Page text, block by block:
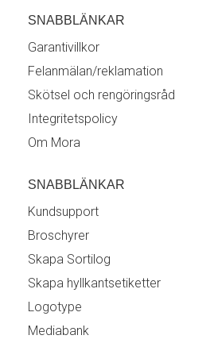
SNABBLÄNKAR
Garantivillkor
Felanmälan/reklamation
Skötsel och rengöringsråd
Integritetspolicy
Om Mora
SNABBLÄNKAR
Kundsupport
Broschyrer
Skapa Sortilog
Skapa hyllkantsetiketter
Logotype
Mediabank